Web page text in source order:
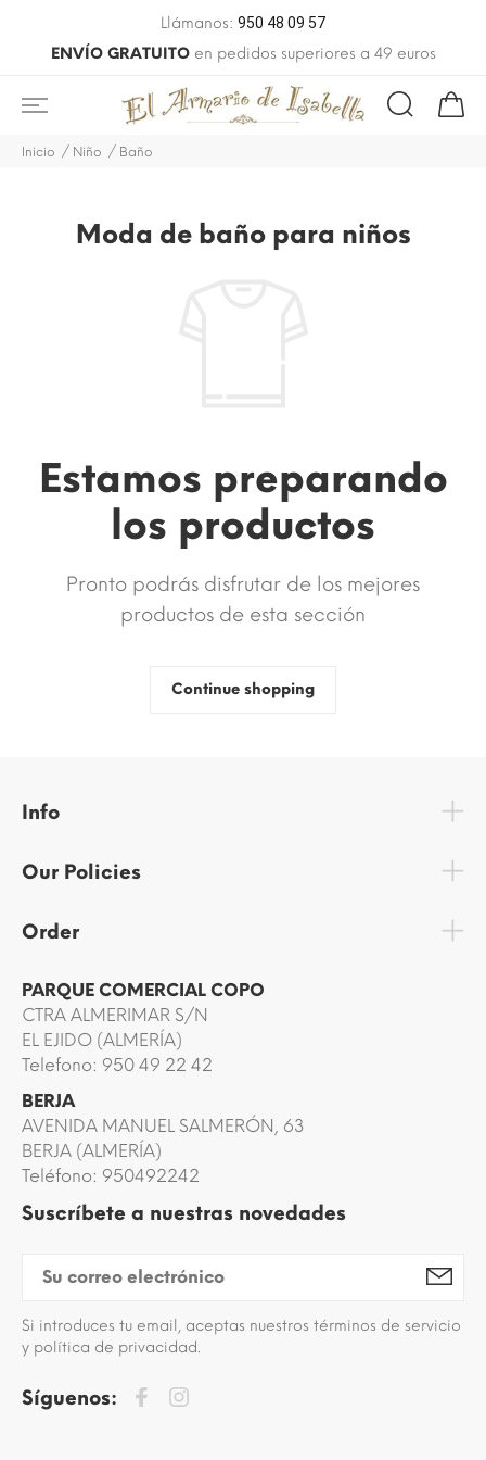
Llámanos: 950 48 09 57
ENVÍO GRATUITOen pedidos superiores a 49 euros
Inicio Niño Baño
Moda de baño para niños
Estamos preparando
los productos
Pronto podrás disfrutar de los mejores
productos de esta sección
Continue shopping
Info
Our Policies
Order
PARQUE COMERCIAL COPO
CTRA ALMERIMAR S/N
EL EJIDO (ALMERÍA)
Telefono: 950 49 22 42
BERJA
AVENIDA MANUEL SALMERÓN, 63
BERJA (ALMERÍA)
Teléfono: 950492242
Suscríbete a nuestras novedades
Si introduces tu email, aceptas nuestros términos de servicio
y política de privacidad.
Síguenos: